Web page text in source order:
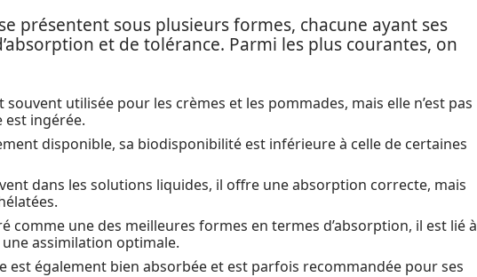
présentent sous plusieurs formes, chacune ayant ses
et de tolérance. Parmi les plus courantes, on
souvent utilisée pour les crèmes et les pommades, mais elle n’est pas
est ingérée.
disponible, sa biodisponibilité est inférieure à celle de certaines
dans les solutions liquides, il offre une absorption correcte, mais
comme une des meilleures formes en termes d’absorption, il est lié à
assimilation optimale.
est également bien absorbée et est parfois recommandée pour ses